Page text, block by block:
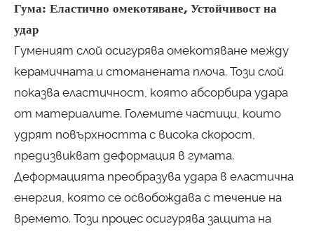
Гума: Еластично омекотяване, Устойчивост на
удар
Гуменият слой осигурява омекотяване между
керамичната и стоманената плоча. Този слой
показва еластичност, която абсорбира удара
от материалите. Големите частици, които
удрят повърхността с висока скорост,
предизвикват деформация в гумата.
Деформацията преобразува удара в еластична
енергия, която се освобождава с течение на
времето. Този процес осигурява защита на